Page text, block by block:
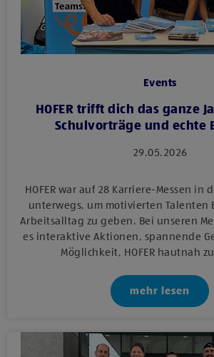
Events
HOFER trifft dich das ganze
Schulvorträge und echte
29.05.2026
HOFER war auf 28 Karriere-Messen in
unterwegs, um motivierten Talenten
Arbeitsalltag zu geben. Bei unseren
es interaktive Aktionen, spannende
Möglichkeit, HOFER hautnah
mehr lesen